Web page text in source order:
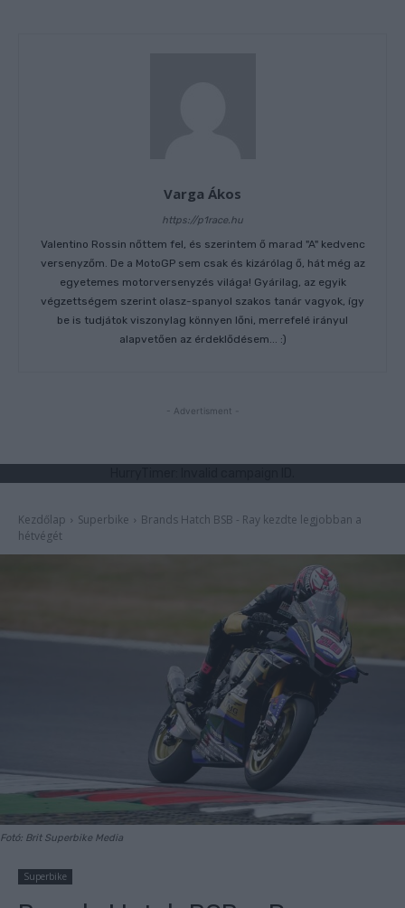
Varga Ákos
https://p1race.hu
Valentino Rossin nőttem fel, és szerintem ő marad "A" kedvenc
versenyzőm. De a MotoGP sem csak és kizárólag ő, hát még az
egyetemes motorversenyzés világa! Gyárilag, az egyik
végzettségem szerint olasz-spanyol szakos tanár vagyok, így
be is tudjátok viszonylag könnyen lőni, merrefelé irányul
alapvetően az érdeklődésem... :)
- Advertisment -